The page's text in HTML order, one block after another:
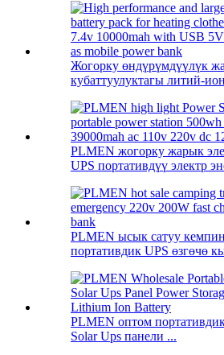
Жогорку өндүрүмдүүлүк
кубаттуулуктагы литий-
PLMEN жогорку жарык
UPS портативдүү электр
PLMEN ысык сатуу
портативдик UPS өзгөчө
PLMEN оптом
Solar Ups панели ...